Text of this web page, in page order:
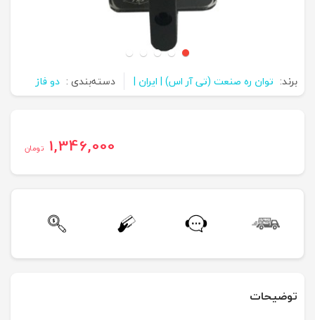
برند: توان ره صنعت (تی آر اس) | ایران | دسته‌بندی : دو فاز
1,346,000 تومان
توضیحات